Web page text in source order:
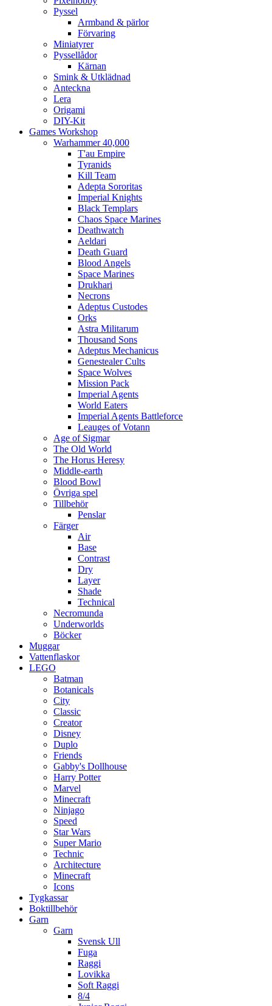
Pyssel
Armband & pärlor
Förvaring
Miniatyrer
Pyssellådor
Kärnan
Smink & Utklädnad
Anteckna
Lera
Origami
DIY-Kit
Games Workshop
Warhammer 40,000
T'au Empire
Tyranids
Kill Team
Adepta Sororitas
Imperial Knights
Black Templars
Chaos Space Marines
Deathwatch
Aeldari
Death Guard
Blood Angels
Space Marines
Drukhari
Necrons
Adeptus Custodes
Orks
Astra Militarum
Thousand Sons
Adeptus Mechanicus
Genestealer Cults
Space Wolves
Mission Pack
Imperial Agents
World Eaters
Imperial Agents Battleforce
Leauges of Votann
Age of Sigmar
The Old World
The Horus Heresy
Middle-earth
Blood Bowl
Övriga spel
Tillbehör
Penslar
Färger
Air
Base
Contrast
Dry
Layer
Shade
Technical
Necromunda
Underworlds
Böcker
Muggar
Vattenflaskor
LEGO
Batman
Botanicals
City
Classic
Creator
Disney
Duplo
Friends
Gabby's Dollhouse
Harry Potter
Marvel
Minecraft
Ninjago
Speed
Star Wars
Super Mario
Technic
Architecture
Minecraft
Icons
Tygkassar
Boktillbehör
Garn
Garn
Svensk Ull
Fuga
Raggi
Lovikka
Soft Raggi
8/4